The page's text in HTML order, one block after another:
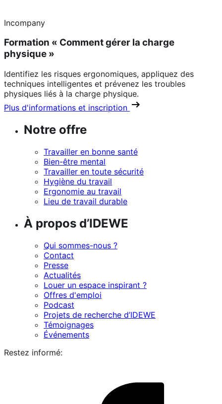
Incompany
Formation « Comment gérer la charge
physique »
Identifiez les risques ergonomiques, appliquez des
techniques intelligentes et prévenez les troubles
physiques liés à la charge physique.
Plus d'informations et inscription
Notre offre
Travailler en bonne santé
Bien-être mental
Travailler en toute sécurité
Hygiène du travail
Ergonomie au travail
Lieu de travail durable
À propos d’IDEWE
Qui sommes-nous ?
Contact
Presse
Actualités
Louer un espace inspirant ?
Offres d'emploi
Podcast
Projets de recherche d’IDEWE
Témoignages
Événements
Restez informé: